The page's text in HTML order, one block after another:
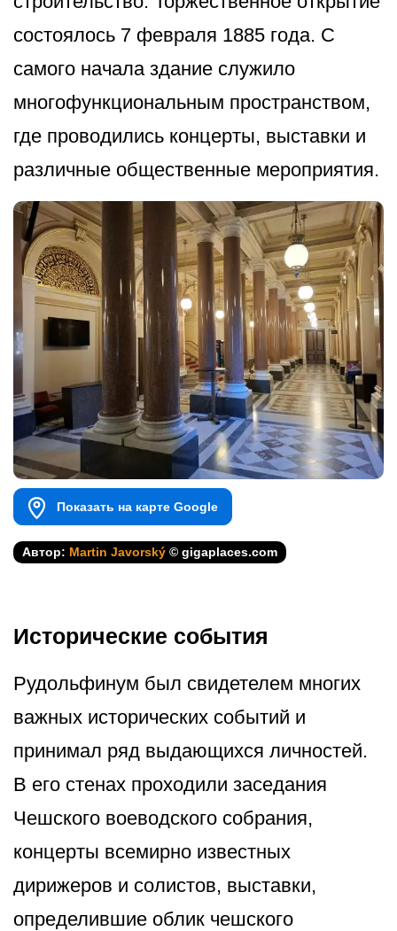
состоялось 7 февраля 1885 года. С
самого начала здание служило
многофункциональным пространством,
где проводились концерты, выставки и
различные общественные мероприятия.
Показать на карте Google
Автор: Martin Javorský © gigaplaces.com
Исторические события
Рудольфинум был свидетелем многих
важных исторических событий и
принимал ряд выдающихся личностей.
В его стенах проходили заседания
Чешского воеводского собрания,
концерты всемирно известных
дирижеров и солистов, выставки,
определившие облик чешского